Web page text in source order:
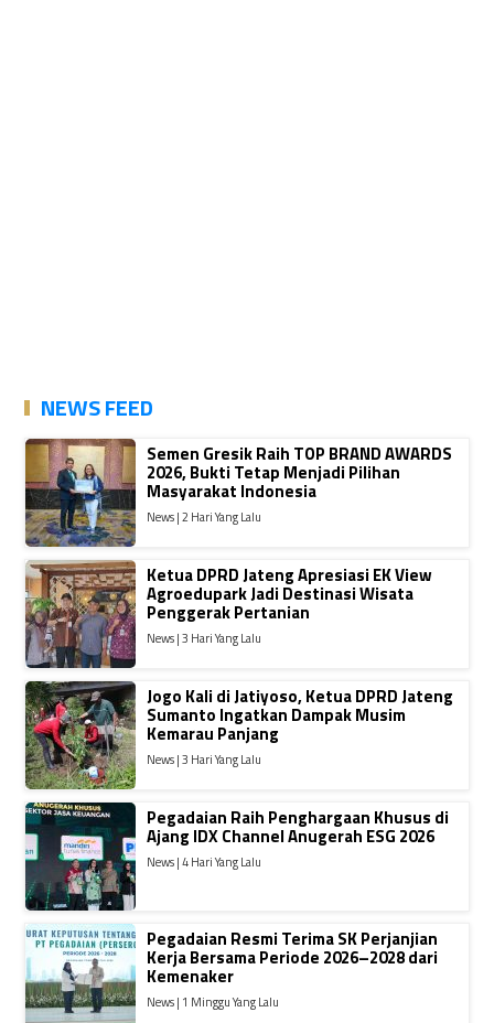
NEWS FEED
Semen Gresik Raih TOP BRAND AWARDS
2026, Bukti Tetap Menjadi Pilihan
Masyarakat Indonesia
News | 2 Hari Yang Lalu
Ketua DPRD Jateng Apresiasi EK View
Agroedupark Jadi Destinasi Wisata
Penggerak Pertanian
News | 3 Hari Yang Lalu
Jogo Kali di Jatiyoso, Ketua DPRD Jateng
Sumanto Ingatkan Dampak Musim
Kemarau Panjang
News | 3 Hari Yang Lalu
Pegadaian Raih Penghargaan Khusus di
Ajang IDX Channel Anugerah ESG 2026
News | 4 Hari Yang Lalu
Pegadaian Resmi Terima SK Perjanjian
Kerja Bersama Periode 2026–2028 dari
Kemenaker
News | 1 Minggu Yang Lalu